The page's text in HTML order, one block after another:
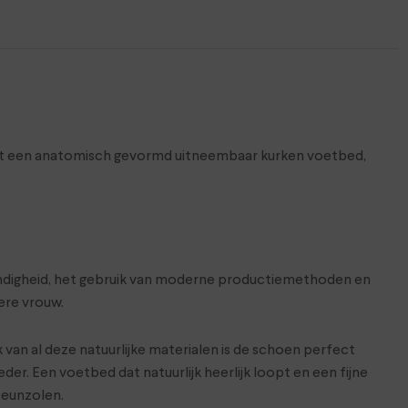
een anatomisch gevormd uitneembaar kurken voetbed,
het gebruik van moderne productiemethoden en
vrouw.
al deze natuurlijke materialen is de schoen perfect
Een voetbed dat natuurlijk heerlijk loopt en een fijne